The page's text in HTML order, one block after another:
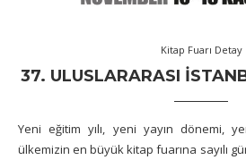
Kitap Fuarı Detay
37. ULUSLARARASI
Yeni eğitim yılı, yeni yayın dönemi,
ülkemizin en büyük kitap fuarına sayılı